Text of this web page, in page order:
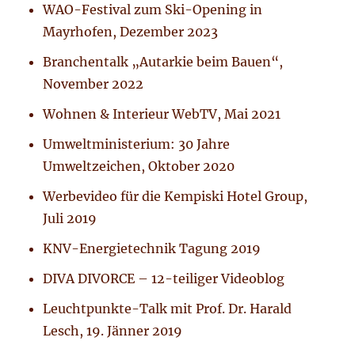
WAO-Festival zum Ski-Opening in
Mayrhofen, Dezember 2023
Branchentalk „Autarkie beim Bauen“,
November 2022
Wohnen & Interieur WebTV, Mai 2021
Umweltministerium: 30 Jahre
Umweltzeichen, Oktober 2020
Werbevideo für die Kempiski Hotel Group,
Juli 2019
KNV-Energietechnik Tagung 2019
DIVA DIVORCE – 12-teiliger Videoblog
Leuchtpunkte-Talk mit Prof. Dr. Harald
Lesch, 19. Jänner 2019